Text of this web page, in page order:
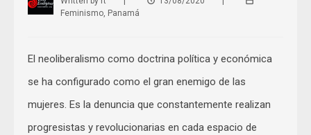
Feminismo, Panamá
El neoliberalismo como doctrina política y económica
se ha configurado como el gran enemigo de las
mujeres. Es la denuncia que constantemente realizan
progresistas y revolucionarias en cada espacio de